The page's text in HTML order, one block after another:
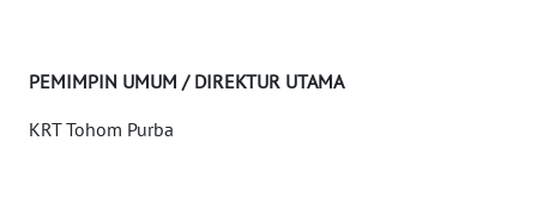
PEMIMPIN UMUM / DIREKTUR UTAMA
KRT Tohom Purba
OPINI
Informasi